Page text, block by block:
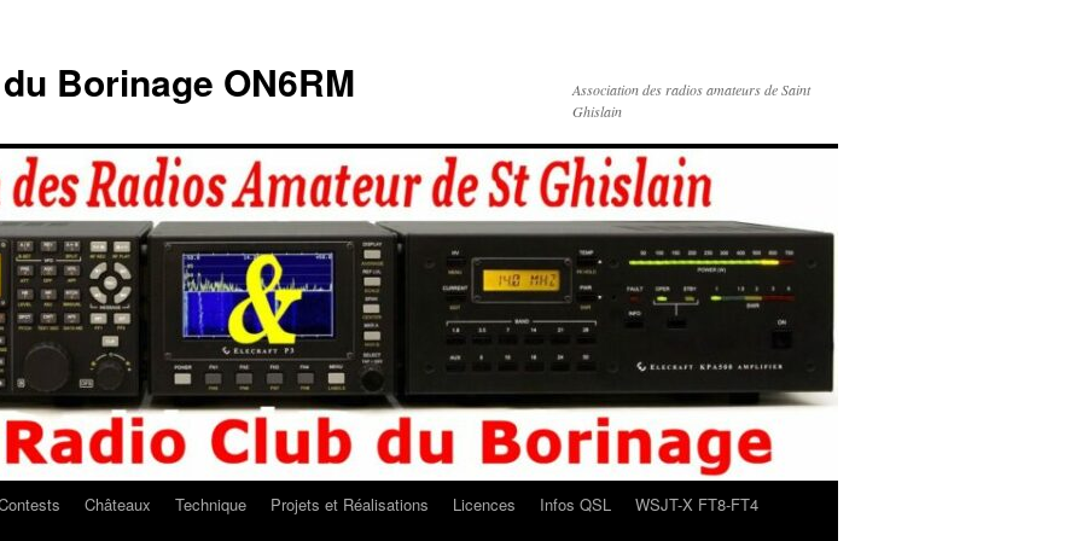
Borinage ON6RM
Association des radios amateurs de Saint
Ghislain
Châteaux Technique Projets et Réalisations Licences Infos QSL
WSJT-X FT8-FT4